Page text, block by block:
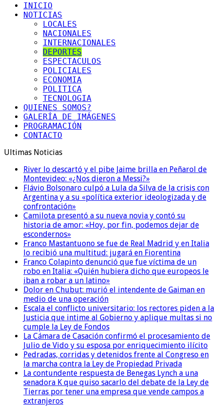
INICIO
NOTICIAS
LOCALES
NACIONALES
INTERNACIONALES
DEPORTES
ESPECTACULOS
POLICIALES
ECONOMIA
POLITICA
TECNOLOGIA
QUIENES SOMOS?
GALERÍA DE IMÁGENES
PROGRAMACIÓN
CONTACTO
Ultimas Noticias
River lo descartó y el pibe Jaime brilla en Peñarol de
Montevideo: «¿Nos dieron a Messi?»
Flávio Bolsonaro culpó a Lula da Silva de la crisis con
Argentina y a su «política exterior ideologizada y de
confrontación»
Camilota presentó a su nueva novia y contó su
historia de amor: «Hoy, por fin, podemos dejar de
escondernos»
Franco Mastantuono se fue de Real Madrid y en Italia
lo recibió una multitud: jugará en Fiorentina
Franco Colapinto denunció que fue víctima de un
robo en Italia: «Quién hubiera dicho que europeos le
iban a robar a un latino»
Dolor en Chubut: murió el intendente de Gaiman en
medio de una operación
Escala el conflicto universitario: los rectores piden a la
Justicia que intime al Gobierno y aplique multas si no
cumple la Ley de Fondos
La Cámara de Casación confirmó el procesamiento de
Julio de Vido y su esposa por enriquecimiento ilícito
Pedradas, corridas y detenidos frente al Congreso en
la marcha contra la Ley de Propiedad Privada
La contundente respuesta de Benegas Lynch a una
senadora K que quiso sacarlo del debate de la Ley de
Tierras por tener una empresa que vende campos a
extranjeros